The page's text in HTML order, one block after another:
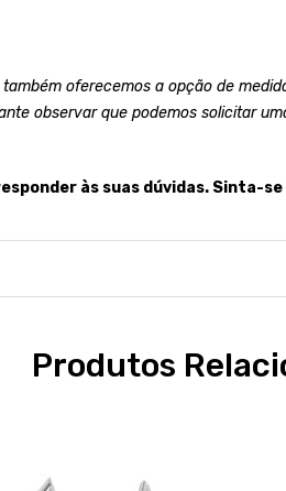
oferecemos a opção de
observar que podemos solicitar
às suas dúvidas. Sinta-
Produtos